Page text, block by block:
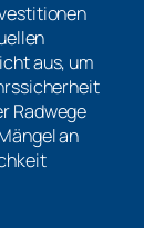
aus, um
Radwege
an